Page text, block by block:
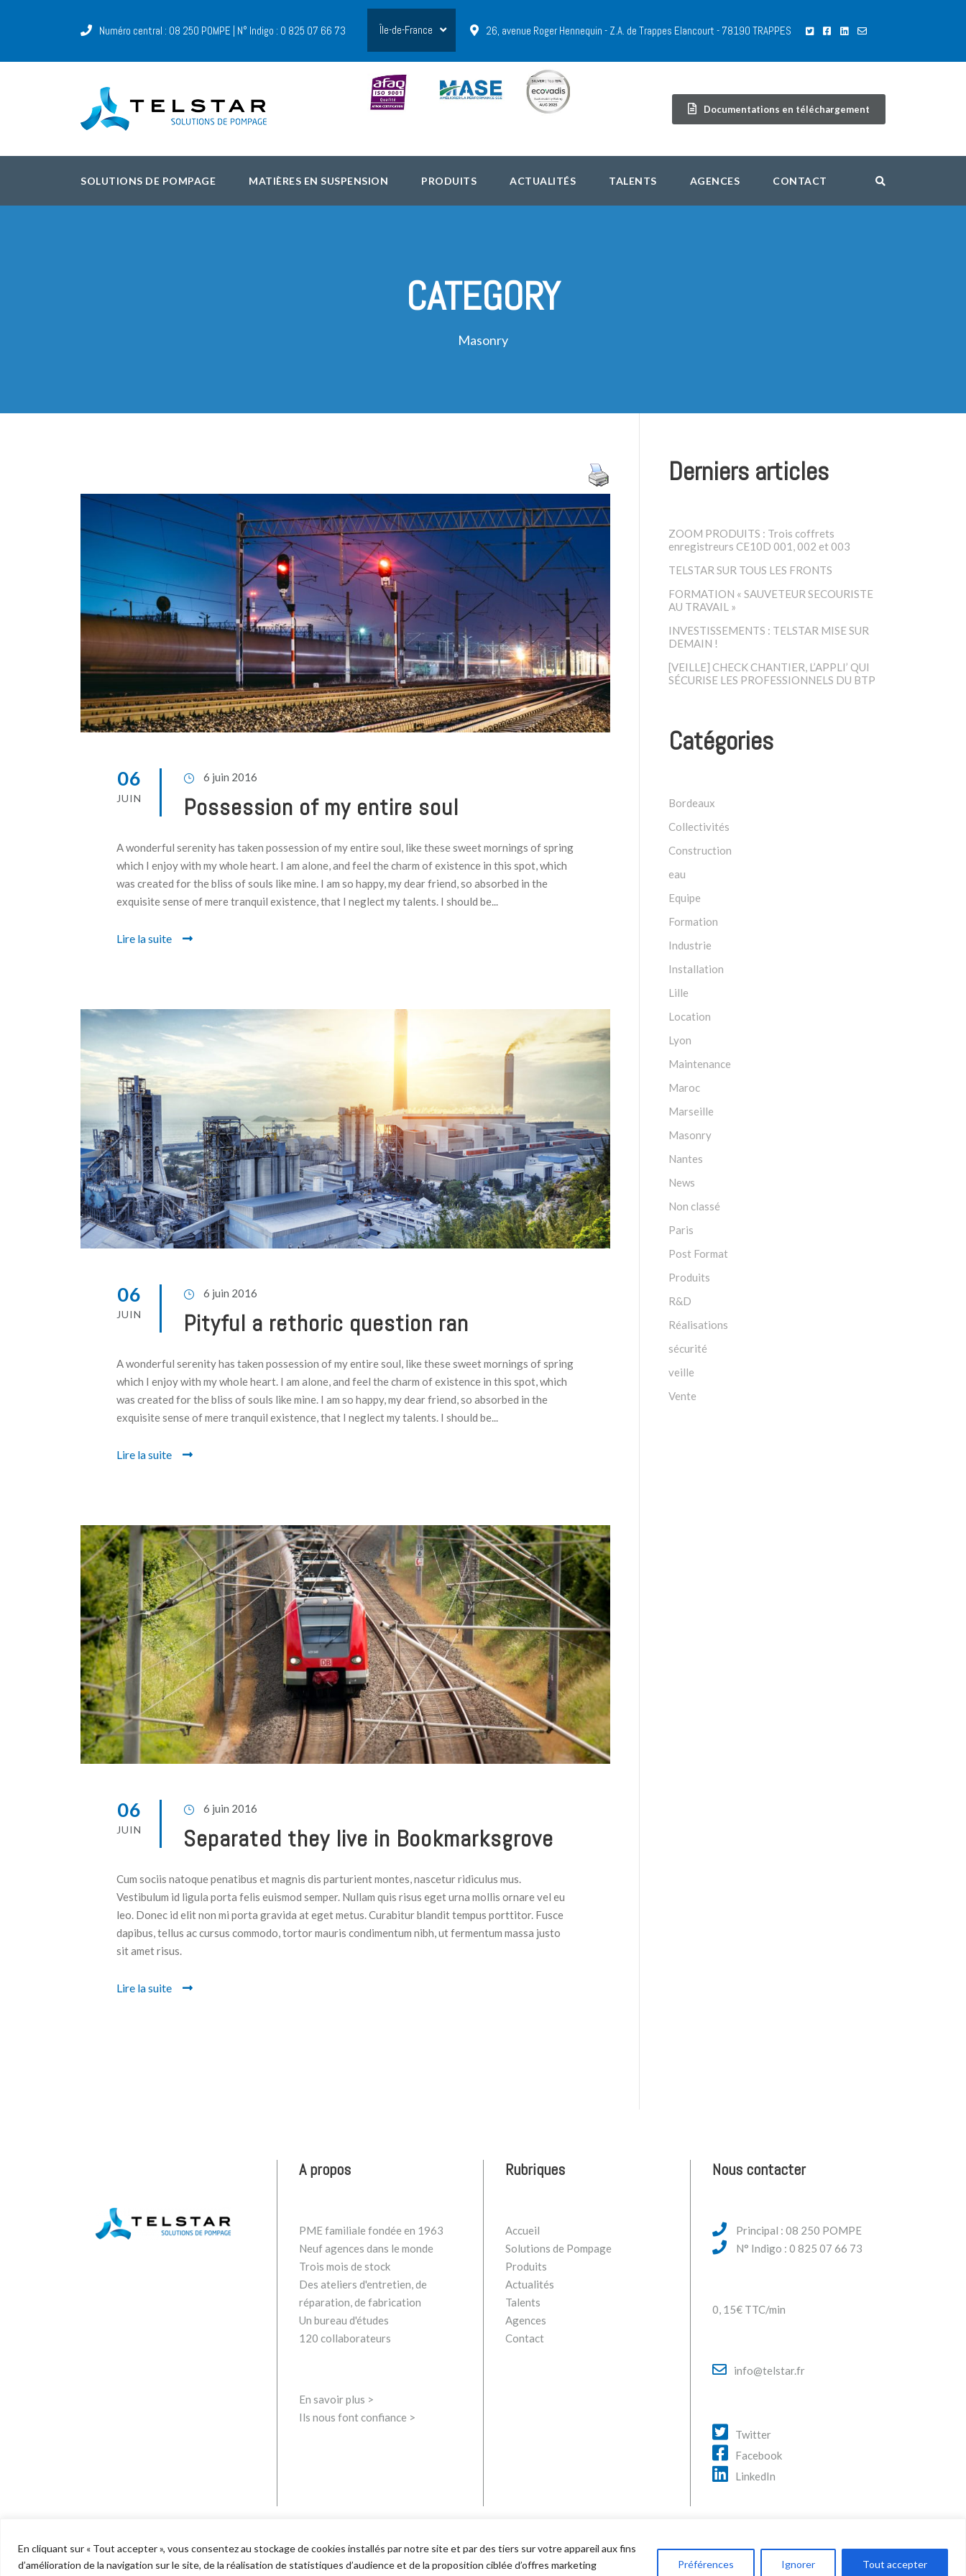
En cliquant sur « Tout accepter », vous consentez au stockage de cookies installés par notre site et par des tiers sur votre appareil aux fins
d’amélioration de la navigation sur le site, de la réalisation de statistiques d’audience et de la proposition ciblée d’offres marketing
Préférences Ignorer Tout accepter
Numéro central : 08 250 POMPE | N° Indigo : 0 825 07 66 73 Île-de-France 26, avenue Roger Hennequin - Z.A. de Trappes Elancourt - 78190 TRAPPES
Documentations en téléchargement
SOLUTIONS DE POMPAGE MATIÈRES EN SUSPENSION PRODUITS ACTUALITÉS TALENTS AGENCES CONTACT
CATEGORY
Masonry
06
JUIN
6 juin 2016
Possession of my entire soul
A wonderful serenity has taken possession of my entire soul, like these sweet mornings of spring
which I enjoy with my whole heart. I am alone, and feel the charm of existence in this spot, which
was created for the bliss of souls like mine. I am so happy, my dear friend, so absorbed in the
exquisite sense of mere tranquil existence, that I neglect my talents. I should be...
Lire la suite
06
JUIN
6 juin 2016
Pityful a rethoric question ran
A wonderful serenity has taken possession of my entire soul, like these sweet mornings of spring
which I enjoy with my whole heart. I am alone, and feel the charm of existence in this spot, which
was created for the bliss of souls like mine. I am so happy, my dear friend, so absorbed in the
exquisite sense of mere tranquil existence, that I neglect my talents. I should be...
Lire la suite
06
JUIN
6 juin 2016
Separated they live in Bookmarksgrove
Cum sociis natoque penatibus et magnis dis parturient montes, nascetur ridiculus mus.
Vestibulum id ligula porta felis euismod semper. Nullam quis risus eget urna mollis ornare vel eu
leo. Donec id elit non mi porta gravida at eget metus. Curabitur blandit tempus porttitor. Fusce
dapibus, tellus ac cursus commodo, tortor mauris condimentum nibh, ut fermentum massa justo
sit amet risus.
Lire la suite
Derniers articles
ZOOM PRODUITS : Trois coffrets
enregistreurs CE10D 001, 002 et 003
TELSTAR SUR TOUS LES FRONTS
FORMATION « SAUVETEUR SECOURISTE
AU TRAVAIL »
INVESTISSEMENTS : TELSTAR MISE SUR
DEMAIN !
[VEILLE] CHECK CHANTIER, L’APPLI’ QUI
SÉCURISE LES PROFESSIONNELS DU BTP
Catégories
Bordeaux
Collectivités
Construction
eau
Equipe
Formation
Industrie
Installation
Lille
Location
Lyon
Maintenance
Maroc
Marseille
Masonry
Nantes
News
Non classé
Paris
Post Format
Produits
R&D
Réalisations
sécurité
veille
Vente
A propos
PME familiale fondée en 1963
Neuf agences dans le monde
Trois mois de stock
Des ateliers d'entretien, de
réparation, de fabrication
Un bureau d'études
120 collaborateurs
En savoir plus >
Ils nous font confiance >
Rubriques
Accueil
Solutions de Pompage
Produits
Actualités
Talents
Agences
Contact
Nous contacter
Principal : 08 250 POMPE
N° Indigo : 0 825 07 66 73
0, 15€ TTC/min
info@telstar.fr
Twitter
Facebook
LinkedIn
Copyright © 2022 Telstar - Tous droits réservés |Mentions Légales politique de confidentialité